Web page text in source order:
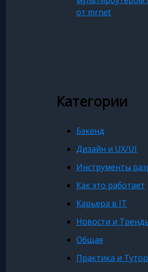
от mrnet
Категории
Бэкенд
Дизайн и UX/UI
Инструменты
Как это работает
Карьера в IT
Новости и
Общая
Практика и